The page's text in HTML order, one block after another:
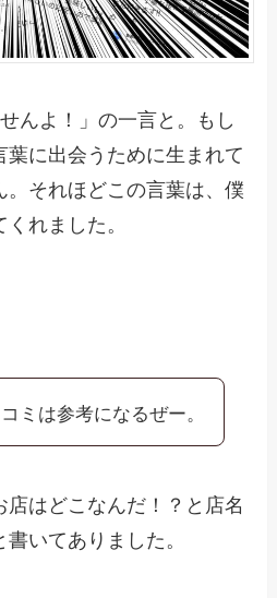
んよ！」の一言と。もし
に出会うために生まれて
それほどこの言葉は、僕
れました。
ミは参考になるぜー。
はどこなんだ！？と店名
書いてありました。